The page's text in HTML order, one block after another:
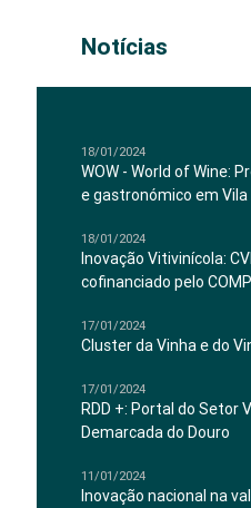
Notícias
18/01/2024
WOW - World of Wine:
e gastronómico em Vila
18/01/2024
Inovação Vitivinícola:
cofinanciado pelo
17/01/2024
Cluster da Vinha e do
17/01/2024
RDD +: Portal do Setor
Demarcada do Douro
11/01/2024
Inovação nacional na